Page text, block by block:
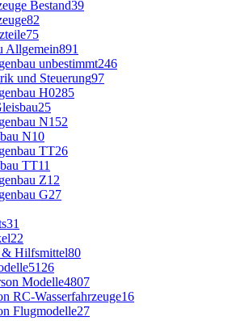
Bestand39
82
75
Allgemein891
unbestimmt246
und Steuerung97
H0285
25
N152
N10
TT26
TT11
Z12
G27
31
22
& Hilfsmittel80
5126
Modelle4807
RC-Wasserfahrzeuge16
Flugmodelle27